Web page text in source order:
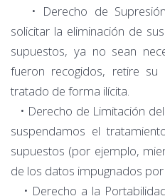
• Derecho de
solicitar la eliminación de
supuestos, ya no sean
fueron recogidos, retire
tratado de forma ilícita.
• Derecho de Limitación
suspendamos el
supuestos (por ejemplo,
de los datos impugnados
• Derecho a la